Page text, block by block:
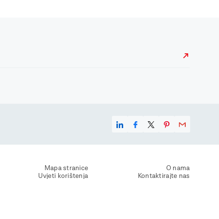
Mapa stranice
Uvjeti korištenja
O nama
Kontaktirajte nas